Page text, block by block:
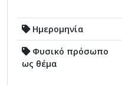
Ημερομηνία
Φυσικό πρόσωπο
ως θέμα